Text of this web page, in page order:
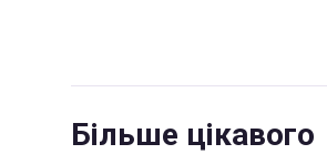
Більше цікавого